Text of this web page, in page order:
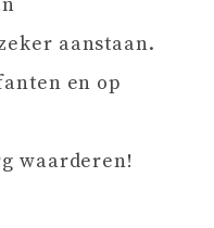
aanstaan.
en op
waarderen!